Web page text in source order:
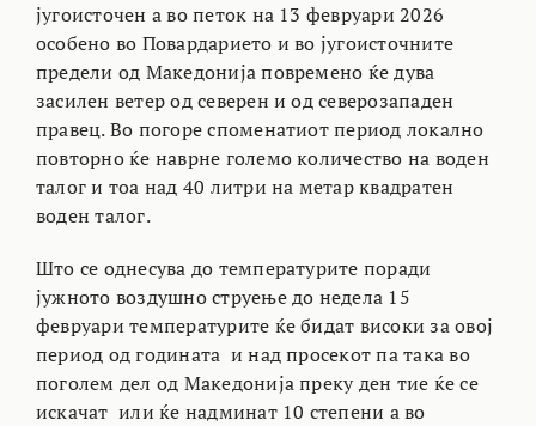
југоисточен а во петок на 13 февруари 2026
особено во Повардарието и во југоисточните
предели од Македонија повремено ќе дува
засилен ветер од северен и од северозападен
правец. Во погоре споменатиот период локално
повторно ќе наврне големо количество на воден
талог и тоа над 40 литри на метар квадратен
воден талог.
Што се однесува до температурите поради
јужното воздушно струење до недела 15
февруари температурите ќе бидат високи за овој
период од годината и над просекот па така во
поголем дел од Македонија преку ден тие ќе се
искачат или ќе надминат 10 степени а во